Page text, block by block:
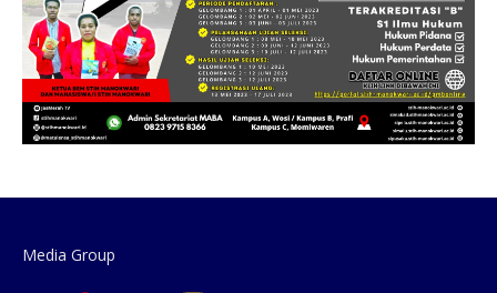
Media Group